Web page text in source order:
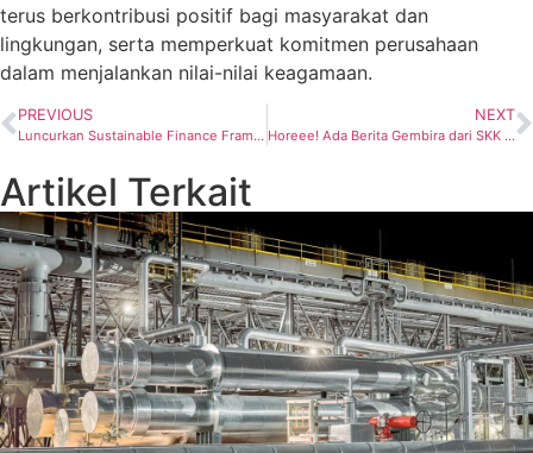
terus berkontribusi positif bagi masyarakat dan
lingkungan, serta memperkuat komitmen perusahaan
dalam menjalankan nilai-nilai keagamaan.
PREVIOUS
Luncurkan Sustainable Finance Framework, Pertamina Dorong Akses Pendanaan Hijau
NEXT
Horeee! Ada Berita Gembira dari SKK Migas untuk Para Pembeli Gas
Artikel Terkait